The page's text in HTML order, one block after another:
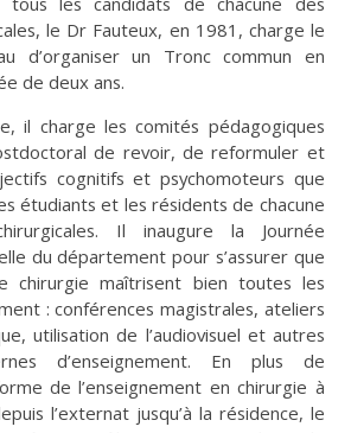
le Dr Fauteux, en 1981, charge le
d’organiser un Tronc commun en
de deux ans.
il charge les comités pédagogiques
de revoir, de reformuler et
cognitifs et psychomoteurs que
étudiants et les résidents de chacune
Il inaugure la Journée
du département pour s’assurer que
chirurgie maîtrisent bien toutes les
: conférences magistrales, ateliers
utilisation de l’audiovisuel et autres
d’enseignement. En plus de
de l’enseignement en chirurgie à
l’externat jusqu’à la résidence, le